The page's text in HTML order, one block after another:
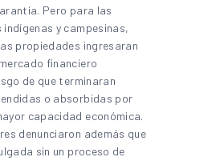
Pero para las
y campesinas,
propiedades ingresaran
financiero
de que terminaran
o absorbidas por
capacidad económica.
denunciaron además que
sin un proceso de